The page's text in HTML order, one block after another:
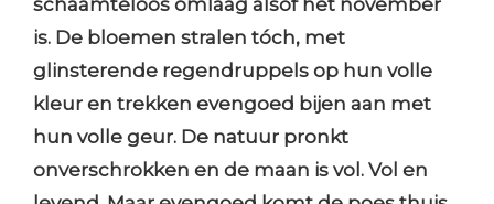
schaamteloos omlaag alsof het november
is. De bloemen stralen tóch, met
glinsterende regendruppels op hun volle
kleur en trekken evengoed bijen aan met
hun volle geur. De natuur pronkt
onverschrokken en de maan is vol. Vol en